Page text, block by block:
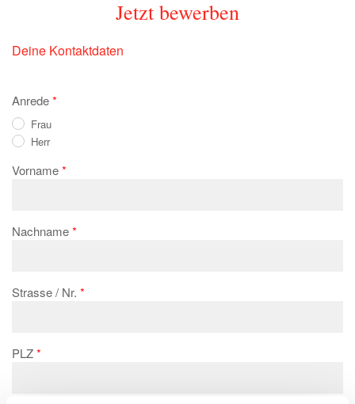
Jetzt bewerben
Deine Kontaktdaten
Anrede
Frau
Herr
Vorname
Nachname
Strasse / Nr.
PLZ